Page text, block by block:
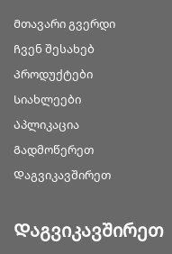
Მთავარი გვერდი
Ჩვენ შესახებ
Პროდუქტები
Სიახლეები
Აპლიკაცია
Გადმოწერეთ
Დაგვიკავშირეთ
Დაგვიკავშირეთ